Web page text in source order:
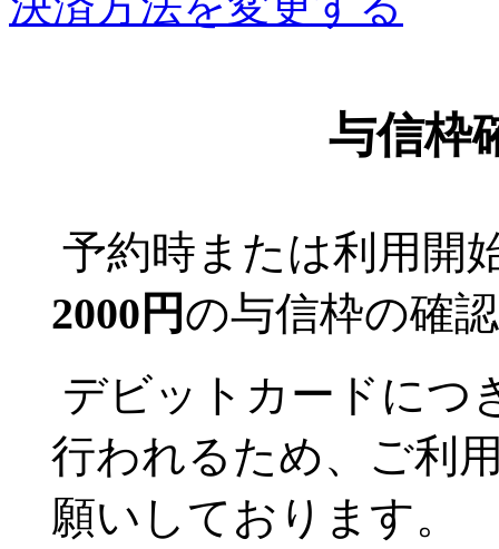
与信枠
予約時または利用開
2000円の与信枠の確
デビットカードにつ
行われるため、ご利
願いしております。